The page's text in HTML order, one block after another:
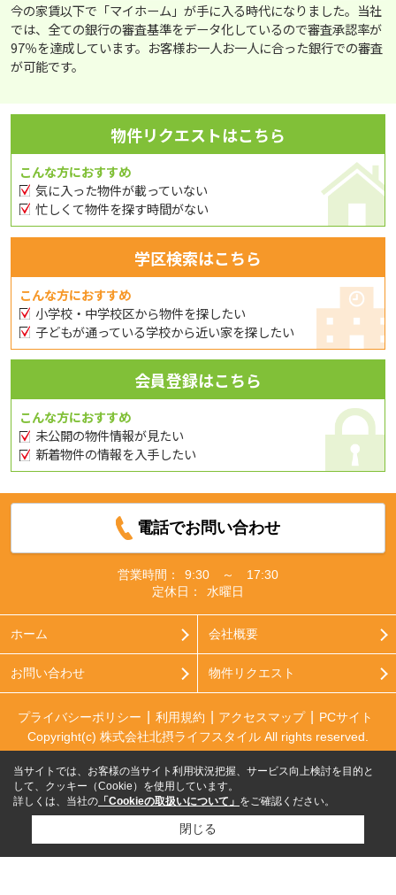
今の家賃以下で「マイホーム」が手に入る時代になりました。当社
では、全ての銀行の審査基準をデータ化しているので審査承認率が
97％を達成しています。お客様お一人お一人に合った銀行での審査
が可能です。
物件リクエストはこちら
こんな方におすすめ
気に入った物件が載っていない
忙しくて物件を探す時間がない
学区検索はこちら
こんな方におすすめ
小学校・中学校区から物件を探したい
子どもが通っている学校から近い家を探したい
会員登録はこちら
こんな方におすすめ
未公開の物件情報が見たい
新着物件の情報を入手したい
電話でお問い合わせ
営業時間：
9:30 ～ 17:30
定休日：
水曜日
ホーム 会社概要
お問い合わせ 物件リクエスト
プライバシーポリシー 利用規約 アクセスマップ
PCサイト
Copyright(c) 株式会社北摂ライフスタイル All rights reserved.
当サイトでは、お客様の当サイト利用状況把握、サービス向上検討を目的と
して、クッキー（Cookie）を使用しています。
詳しくは、当社の 「Cookieの取扱いについて」 をご確認ください。
閉じる